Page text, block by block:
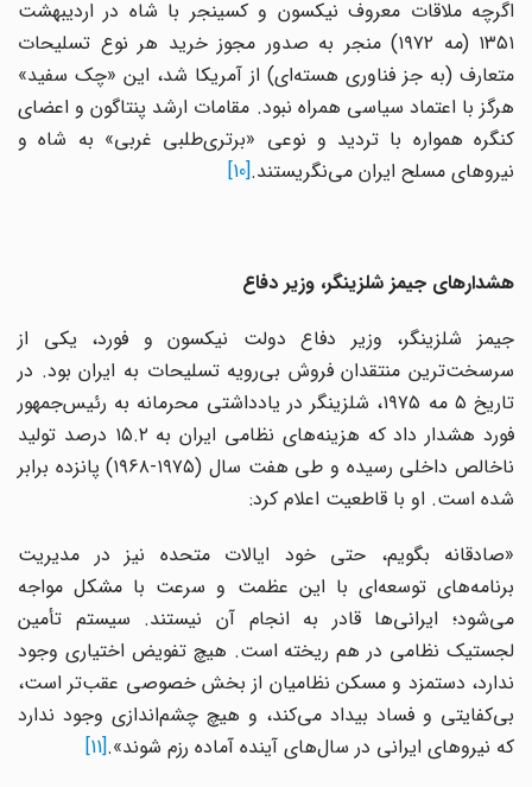
اگرچه ملاقات معروف نیکسون و کسینجر با شاه در اردیبهشت
۱۳۵۱ (مه ۱۹۷۲) منجر به صدور مجوز خرید هر نوع تسلیحات
متعارف (به جز فناوری هسته‌ای) از آمریکا شد، این «چک سفید»
هرگز با اعتماد سیاسی همراه نبود. مقامات ارشد پنتاگون و اعضای
کنگره همواره با تردید و نوعی «برتری‌طلبی غربی» به شاه و
نیروهای مسلح ایران می‌نگریستند.[10]
هشدارهای جیمز شلزینگر، وزیر دفاع
جیمز شلزینگر، وزیر دفاع دولت نیکسون و فورد، یکی از
سرسخت‌ترین منتقدان فروش بی‌رویه تسلیحات به ایران بود. در
تاریخ ۵ مه ۱۹۷۵، شلزینگر در یادداشتی محرمانه به رئیس‌جمهور
فورد هشدار داد که هزینه‌های نظامی ایران به ۱۵.۲ درصد تولید
ناخالص داخلی رسیده و طی هفت سال (۱۹۷۵-۱۹۶۸) پانزده برابر
شده است. او با قاطعیت اعلام کرد:
«صادقانه بگویم، حتی خود ایالات متحده نیز در مدیریت
برنامه‌های توسعه‌ای با این عظمت و سرعت با مشکل مواجه
می‌شود؛ ایرانی‌ها قادر به انجام آن نیستند. سیستم تأمین
لجستیک نظامی در هم ریخته است. هیچ تفویض اختیاری وجود
ندارد، دستمزد و مسکن نظامیان از بخش خصوصی عقب‌تر است،
بی‌کفایتی و فساد بیداد می‌کند، و هیچ چشم‌اندازی وجود ندارد
که نیروهای ایرانی در سال‌های آینده آماده رزم شوند».[11]